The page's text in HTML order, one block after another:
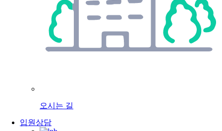
오시는 길
입원상담